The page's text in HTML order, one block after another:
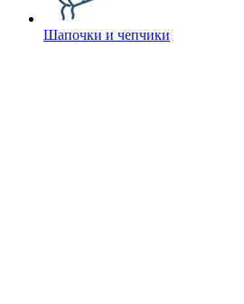
Шапочки и чепчики